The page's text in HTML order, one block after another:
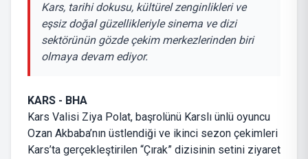
Kars, tarihi dokusu, kültürel zenginlikleri ve
eşsiz doğal güzellikleriyle sinema ve dizi
sektörünün gözde çekim merkezlerinden biri
olmaya devam ediyor.
KARS - BHA
Kars Valisi Ziya Polat, başrolünü Karslı ünlü oyuncu
Ozan Akbaba’nın üstlendiği ve ikinci sezon çekimleri
Kars’ta gerçekleştirilen “Çırak” dizisinin setini ziyaret